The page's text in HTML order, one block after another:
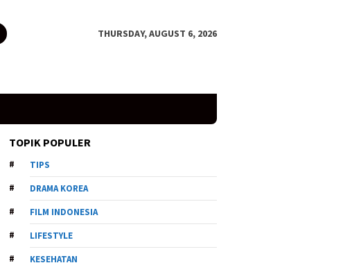
THURSDAY, AUGUST 6, 2026
TOPIK POPULER
TIPS
DRAMA KOREA
FILM INDONESIA
LIFESTYLE
KESEHATAN